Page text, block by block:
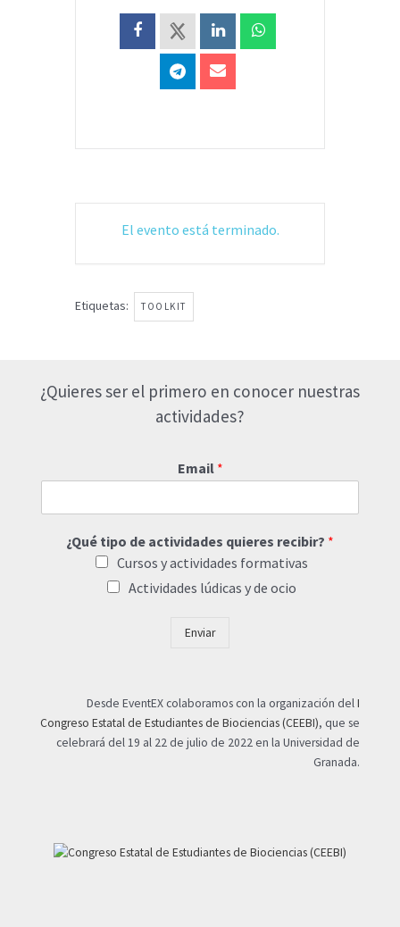
El evento está terminado.
Etiquetas: TOOLKIT
¿Quieres ser el primero en conocer nuestras
actividades?
Email *
¿Qué tipo de actividades quieres recibir? *
Cursos y actividades formativas
Actividades lúdicas y de ocio
Enviar
Desde EventEX colaboramos con la organización delI
Congreso Estatal de Estudiantes de Biociencias (CEEBI), que se
celebrará del 19 al 22 de julio de 2022 en la Universidad de
Granada.